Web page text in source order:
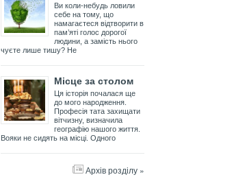
Ви коли-небудь ловили
себе на тому, що
намагаєтеся відтворити в
пам’яті голос дорогої
людини, а замість нього
чуєте лише тишу? Не
Місце за столом
Ця історія почалася ще
до мого народження.
Професія тата захищати
вітчизну, визначила
географію нашого життя.
Вояки не сидять на місці. Одного
Архів розділу »